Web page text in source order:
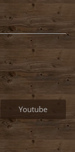
Youtube